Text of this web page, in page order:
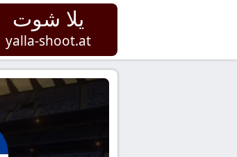
يلا شوت
yalla-shoot.at